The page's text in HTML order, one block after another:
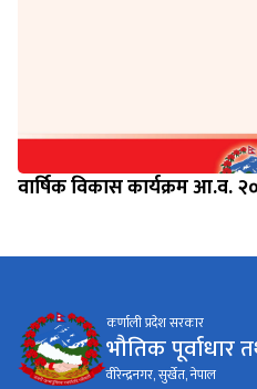
वार्षिक विकास कार्यक्रम आ.व.
कर्णाली प्रदेश सरकार
भौतिक पूर्वाधार
वीरेन्द्रनगर, सुर्खेत, नेपाल